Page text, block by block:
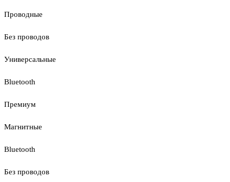
Проводные
Без проводов
Универсальные
Bluetooth
Премиум
Магнитные
Bluetooth
Без проводов